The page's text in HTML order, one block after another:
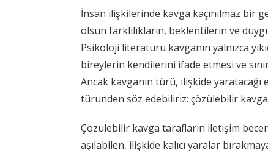
İnsan ilişkilerinde kavga kaçınılmaz bir
olsun farklılıkların, beklentilerin ve
Psikoloji literatürü kavganın yalnızca
bireylerin kendilerini ifade etmesi ve
Ancak kavganın türü, ilişkide
türünden söz edebiliriz: çözülebilir kavga
Çözülebilir kavga tarafların iletişim
aşılabilen, ilişkide kalıcı yaralar